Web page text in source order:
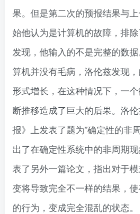
果。但是第二次的预报结果与
始他认为是计算机的故障，排
发现，他输入的不是完整的数
算机并没有毛病，洛伦兹发现
形式增长，在这种情况下，一
断推移造成了巨大的后果。洛
报》上发表了题为”确定性的非
出了在确定性系统中的非周期
表了另外一篇论文，指出对于
变将导致完全不一样的结果，
的行为，变成完全混乱的状态。